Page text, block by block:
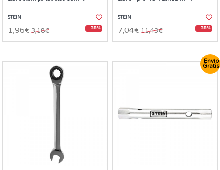
STEIN
1,96€ 3,18€ - 38%
STEIN
7,04€ 11,43€ - 38%
Envío
Gratis